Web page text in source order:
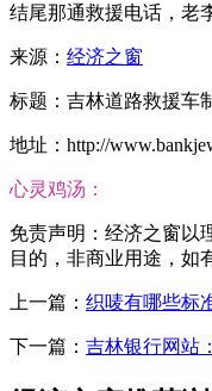
结尾那通救援电话，老
来源： 经济之窗
标题：吉林道路救援车
地址：http://
心灵鸡汤：
免责声明：经济之窗以
目的，非商业用途，如
上一篇： 织唛有哪些标
下一篇： 吉林银行网站